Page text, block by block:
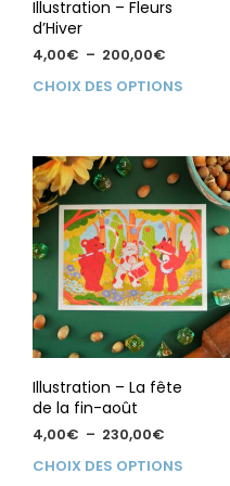
Illustration – Fleurs
d’Hiver
4,00€ – 200,00€
prix :
200,00€
CHOIX DES OPTIONS
Illustration – La fête
de la fin-août
4,00€ – 230,00€
prix :
CHOIX DES OPTIONS